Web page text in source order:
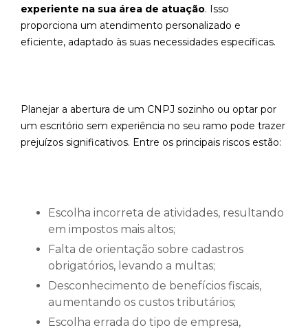
experiente na sua área de atuação. Isso
proporciona um atendimento personalizado e
eficiente, adaptado às suas necessidades específicas.
Planejar a abertura de um CNPJ sozinho ou optar por
um escritório sem experiência no seu ramo pode trazer
prejuízos significativos. Entre os principais riscos estão:
Escolha incorreta de atividades, resultando
em impostos mais altos;
Falta de orientação sobre cadastros
obrigatórios, levando a multas;
Desconhecimento de benefícios fiscais,
aumentando os custos tributários;
Escolha errada do tipo de empresa,